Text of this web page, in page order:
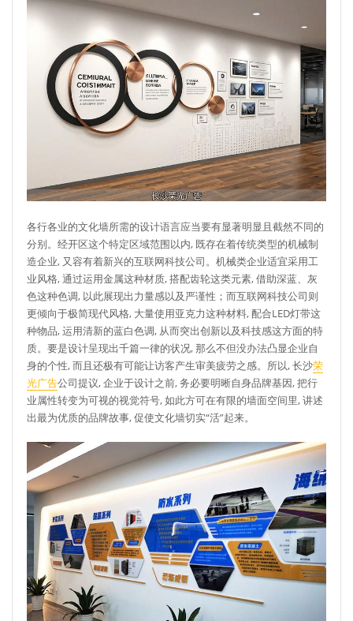
各行各业的文化墙所需的设计语言应当要有显著明显且截然不同的
分别。经开区这个特定区域范围以内, 既存在着传统类型的机械制
造企业, 又容有着新兴的互联网科技公司。机械类企业适宜采用工
业风格, 通过运用金属这种材质, 搭配齿轮这类元素, 借助深蓝、灰
色这种色调, 以此展现出力量感以及严谨性；而互联网科技公司则
更倾向于极简现代风格, 大量使用亚克力这种材料, 配合LED灯带这
种物品, 运用清新的蓝白色调, 从而突出创新以及科技感这方面的特
质。要是设计呈现出千篇一律的状况, 那么不但没办法凸显企业自
身的个性, 而且还极有可能让访客产生审美疲劳之感。所以, 长沙荣
光广告公司提议, 企业于设计之前, 务必要明晰自身品牌基因, 把行
业属性转变为可视的视觉符号, 如此方可在有限的墙面空间里, 讲述
出最为优质的品牌故事, 促使文化墙切实“活”起来。